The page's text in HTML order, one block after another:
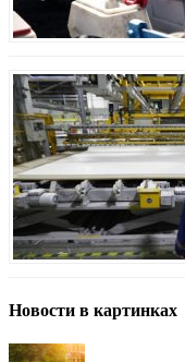
Новости в картинках